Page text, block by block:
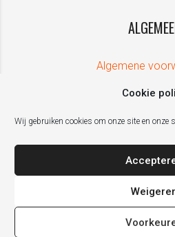
Cookie
Wij gebruiken cookies om onze site en onze
Algemene